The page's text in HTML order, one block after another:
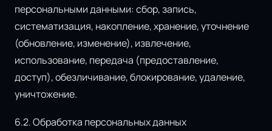
персональными данными: сбор, запись,
систематизация, накопление, хранение, уточнение
(обновление, изменение), извлечение,
использование, передача (предоставление,
доступ), обезличивание, блокирование, удаление,
уничтожение.
6.2. Обработка персональных данных